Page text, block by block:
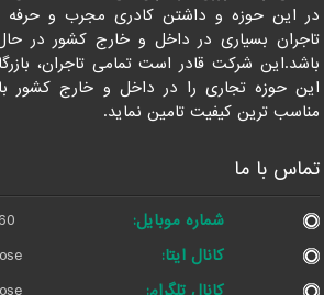
در این حوزه و داشتن کادری مجرب و حرفه
تاجران بسیاری در داخل و خارج کشور در
باشد.این شرکت قادر است تمامی تاجران،
این حوزه تجاری را در داخل و خارج کشور
مناسب ترین کیفیت تامین نماید.
تماس با ما
شماره موبایل:
کانال ایتا: